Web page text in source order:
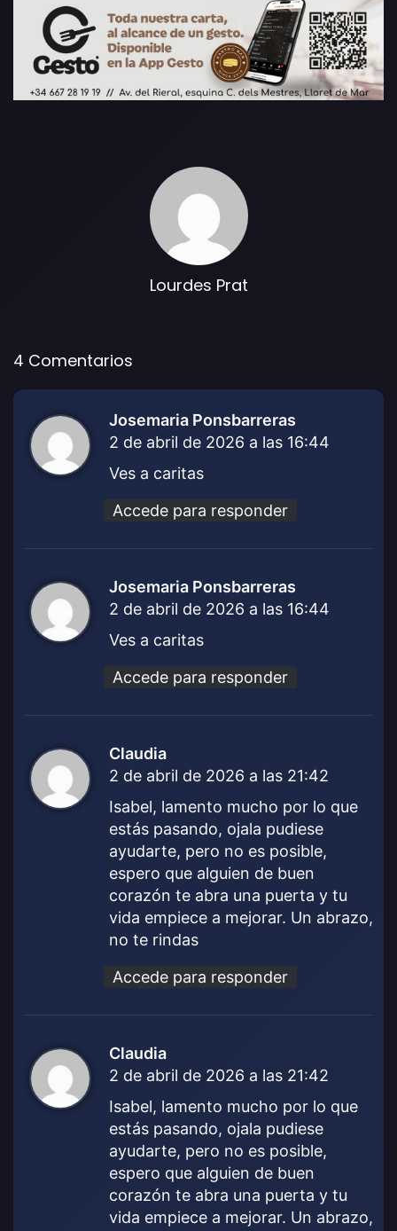
Lourdes Prat
4 Comentarios
Josemaria Ponsbarreras
i
2 de abril de 2026 a las 16:44
Ves a caritas
Accede para responder
Josemaria Ponsbarreras
i
2 de abril de 2026 a las 16:44
Ves a caritas
Accede para responder
Claudia
i
e
:
2 de abril de 2026 a las 21:42
Isabel, lamento mucho por lo que
estás pasando, ojala pudiese
ayudarte, pero no es posible,
espero que alguien de buen
corazón te abra una puerta y tu
vida empiece a mejorar. Un abrazo,
no te rindas
Accede para responder
Claudia
i
e
:
2 de abril de 2026 a las 21:42
Isabel, lamento mucho por lo que
estás pasando, ojala pudiese
ayudarte, pero no es posible,
espero que alguien de buen
corazón te abra una puerta y tu
vida empiece a mejorar. Un abrazo,